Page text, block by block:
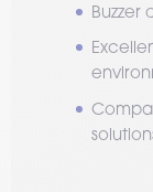
Buzzer